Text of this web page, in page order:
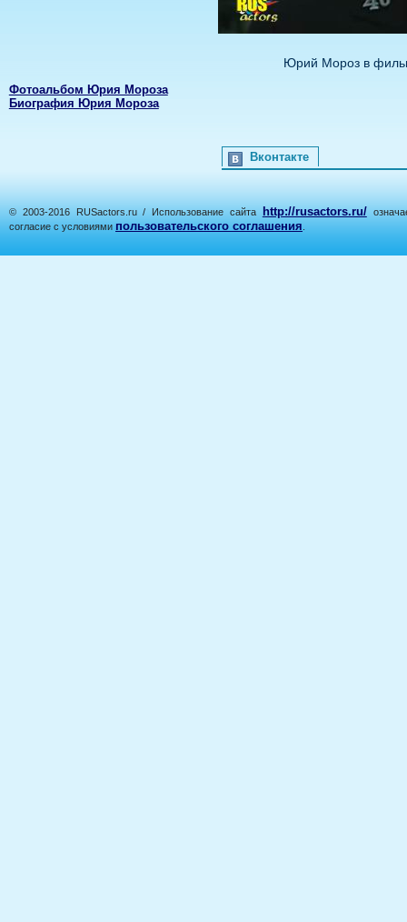
Юрий Мороз в
Фотоальбом Юрия Мороза
Биография Юрия Мороза
Вконтакте
© 2003-2016 RUSactors.ru / Использование сайта http://rusactors.ru/
согласие с условиями пользовательского соглашения